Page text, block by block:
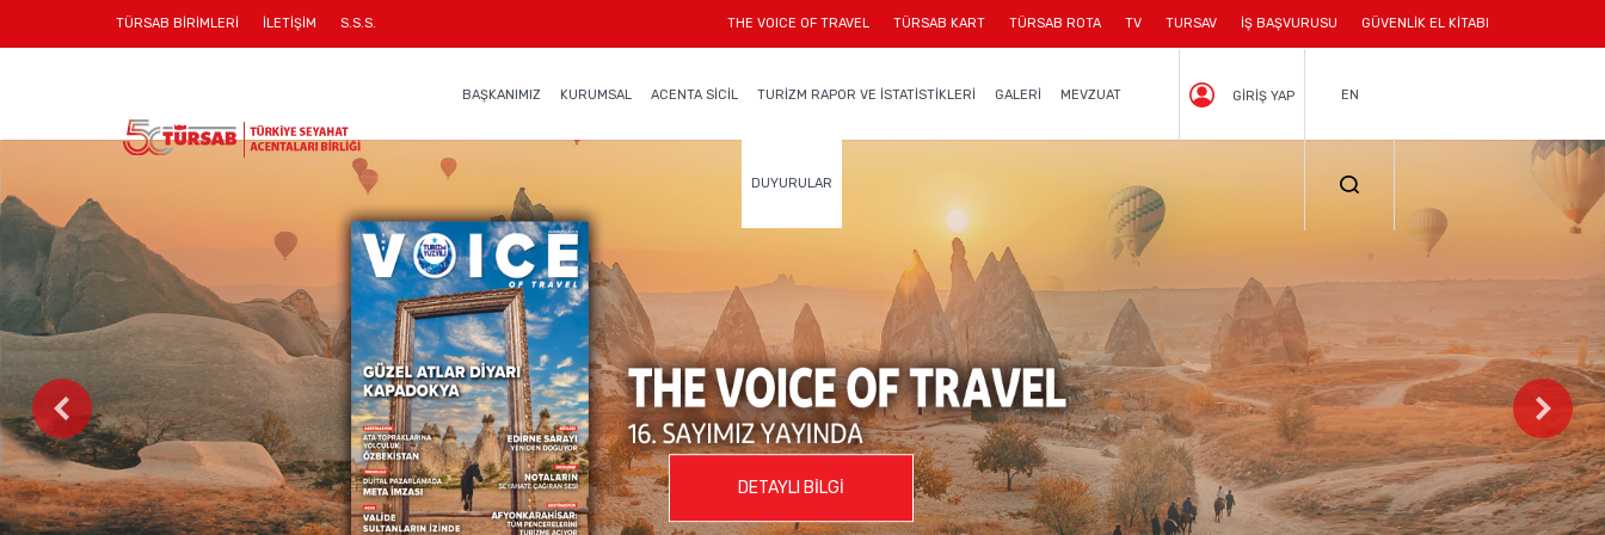
TÜRSAB BİRİMLERİ İLETİŞİM S.S.S. THE VOICE OF TRAVEL TÜRSAB KART TÜRSAB ROTA TV TURSAV İŞ BAŞVURUSU GÜVENLİK EL KİTABI
BAŞKANIMIZ KURUMSAL ACENTA SİCİL TURİZM RAPOR VE İSTATİSTİKLERİ GALERİ MEVZUAT
DUYURULAR
GİRİŞ YAP EN
DETAYLI BİLGİ